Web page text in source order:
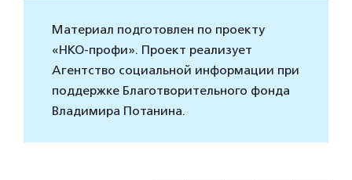
Материал подготовлен по проекту
«НКО-профи». Проект реализует
Агентство социальной информации при
поддержке Благотворительного фонда
Владимира Потанина.